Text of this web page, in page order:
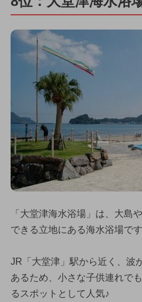
「大堂津海水浴場」は、大島
できる立地にある海水浴場です
JR「大堂津」駅から近く、波
あるため、小さな子供連れで
るスポットとして人気♪